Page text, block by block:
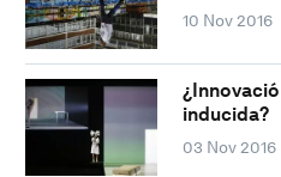
10 Nov 2016
inducida?
03 Nov 2016